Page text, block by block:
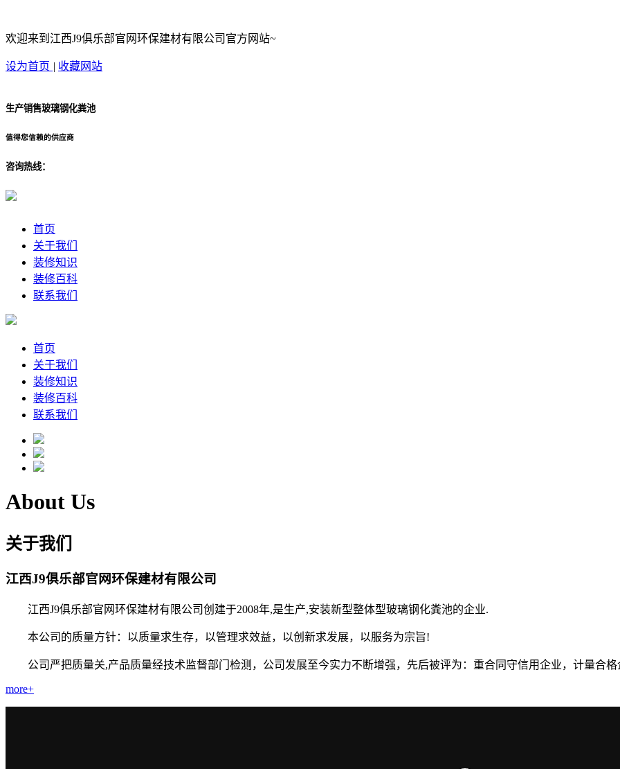
欢迎来到江西J9俱乐部官网环保建材有限公司官方网站~
设为首页 | 收藏网站
生产销售玻璃钢化粪池
值得您信赖的供应商
咨询热线：
首页
关于我们
装修知识
装修百科
联系我们
首页
关于我们
装修知识
装修百科
联系我们
About Us
关于我们
江西J9俱乐部官网环保建材有限公司
江西J9俱乐部官网环保建材有限公司创建于2008年,是生产,安装新型整体型玻璃钢化粪池的企业.
本公司的质量方针：以质量求生存，以管理求效益，以创新求发展，以服务为宗旨!
公司严把质量关,产品质量经技术监督部门检测，公司发展至今实力不断增强，先后被评为：重合同守信用企业，计量合格
more+